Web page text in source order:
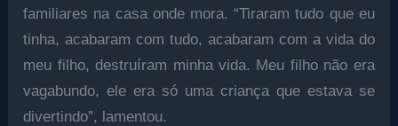
familiares na casa onde mora. “Tiraram tudo que eu
tinha, acabaram com tudo, acabaram com a vida do
meu filho, destruíram minha vida. Meu filho não era
vagabundo, ele era só uma criança que estava se
divertindo”, lamentou.